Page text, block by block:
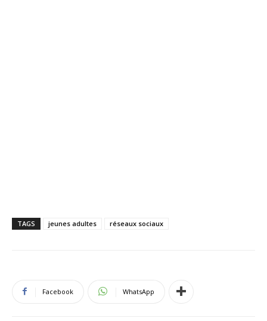
TAGS jeunes adultes réseaux sociaux
Facebook WhatsApp